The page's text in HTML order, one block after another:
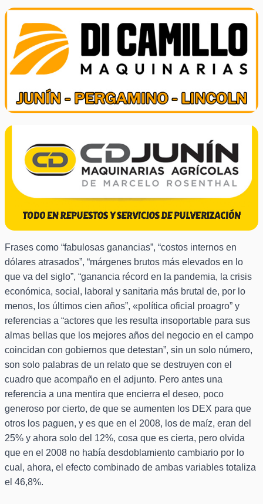
Frases como “fabulosas ganancias”, “costos internos en
dólares atrasados”, “márgenes brutos más elevados en lo
que va del siglo”, “ganancia récord en la pandemia, la crisis
económica, social, laboral y sanitaria más brutal de, por lo
menos, los últimos cien años”, «política oficial proagro” y
referencias a “actores que les resulta insoportable para sus
almas bellas que los mejores años del negocio en el campo
coincidan con gobiernos que detestan”, sin un solo número,
son solo palabras de un relato que se destruyen con el
cuadro que acompaño en el adjunto. Pero antes una
referencia a una mentira que encierra el deseo, poco
generoso por cierto, de que se aumenten los DEX para que
otros los paguen, y es que en el 2008, los de maíz, eran del
25% y ahora solo del 12%, cosa que es cierta, pero olvida
que en el 2008 no había desdoblamiento cambiario por lo
cual, ahora, el efecto combinado de ambas variables totaliza
el 46,8%.